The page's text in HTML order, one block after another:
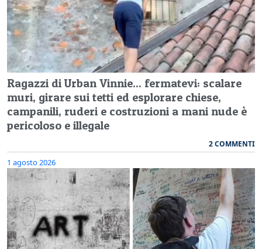
Ragazzi di Urban Vinnie... fermatevi: scalare
muri, girare sui tetti ed esplorare chiese,
campanili, ruderi e costruzioni a mani nude è
pericoloso e illegale
2 COMMENTI
1 agosto 2026